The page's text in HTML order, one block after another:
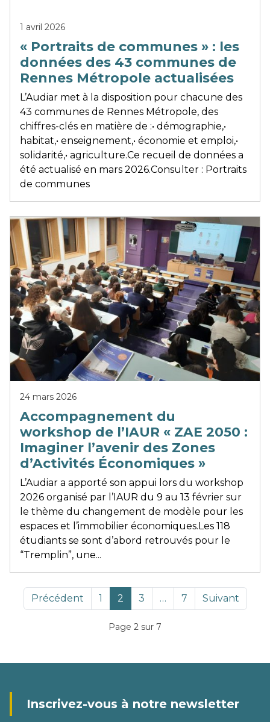
1 avril 2026
« Portraits de communes » : les
données des 43 communes de
Rennes Métropole actualisées
L’Audiar met à la disposition pour chacune des
43 communes de Rennes Métropole, des
chiffres-clés en matière de :• démographie,•
habitat,• enseignement,• économie et emploi,•
solidarité,• agriculture.Ce recueil de données a
été actualisé en mars 2026.Consulter : Portraits
de communes
24 mars 2026
Accompagnement du
workshop de l’IAUR « ZAE 2050 :
Imaginer l’avenir des Zones
d’Activités Économiques »
L’Audiar a apporté son appui lors du workshop
2026 organisé par l’IAUR du 9 au 13 février sur
le thème du changement de modèle pour les
espaces et l’immobilier économiques.Les 118
étudiants se sont d’abord retrouvés pour le
“Tremplin”, une...
Précédent 1 2 3 … 7 Suivant
Page 2 sur 7
Inscrivez-vous à notre newsletter